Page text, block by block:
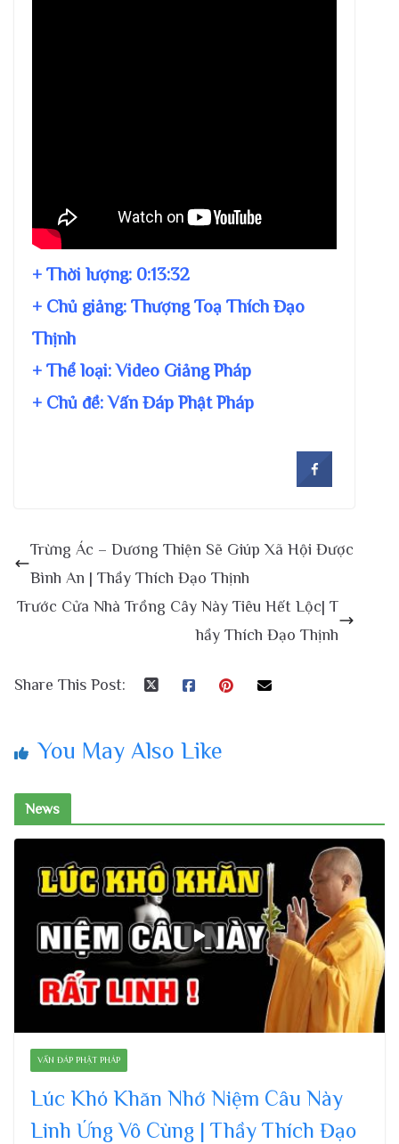
+ Thời lượng: 0:13:32
+ Chủ giảng: Thượng Toạ Thích Đạo
Thịnh
+ Thể loại: Video Giảng Pháp
+ Chủ đề:Vấn Đáp Phật Pháp
Trừng Ác – Dương Thiện Sẽ Giúp Xã Hội Được
Bình An | Thầy Thích Đạo Thịnh
Trước Cửa Nhà Trồng Cây Này Tiêu Hết Lộc| T
hầy Thích Đạo Thịnh
Share This Post:
You May Also Like
News
VẤN ĐÁP PHẬT PHÁP
Lúc Khó Khăn Nhớ Niệm Câu Này
Linh Ứng Vô Cùng | Thầy Thích Đạo